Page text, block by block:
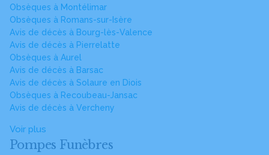
Obsèques à Montélimar
Obsèques à Romans-sur-Isère
Avis de décès à Bourg-lès-Valence
Avis de décès à Pierrelatte
Obsèques à Aurel
Avis de décès à Barsac
Avis de décès à Solaure en Diois
Obsèques à Recoubeau-Jansac
Avis de décès à Vercheny
Voir plus
Pompes Funèbres